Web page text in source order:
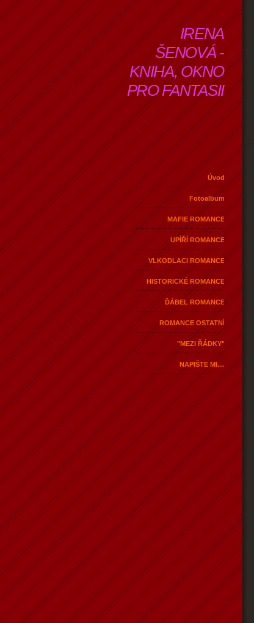
IRENA
ŠENOVÁ -
KNIHA, OKNO
PRO FANTASII
Úvod
Fotoalbum
MAFIE ROMANCE
UPÍŘÍ ROMANCE
VLKODLACI ROMANCE
HISTORICKÉ ROMANCE
ĎÁBEL ROMANCE
ROMANCE OSTATNÍ
"MEZI ŘÁDKY"
NAPIŠTE MI....